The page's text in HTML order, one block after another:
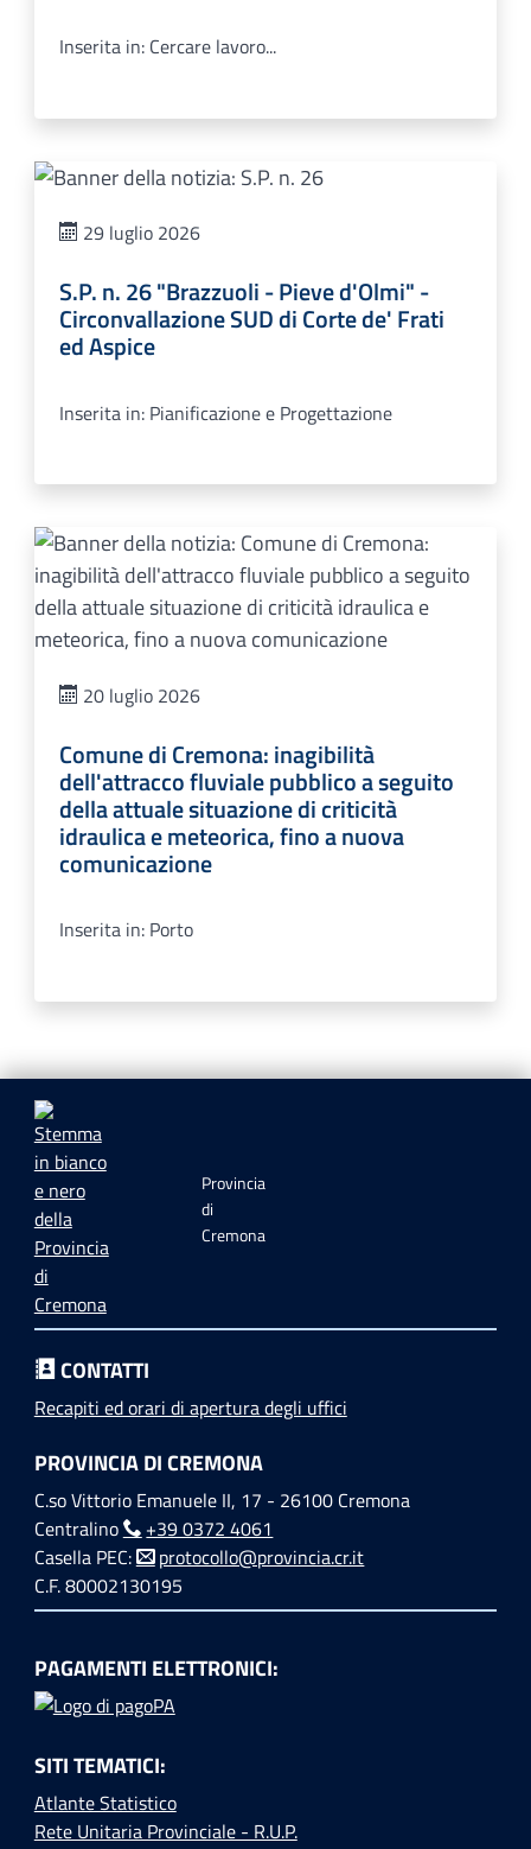
Inserita in: Cercare lavoro...
29 luglio 2026
S.P. n. 26 "Brazzuoli - Pieve d'Olmi" -
Circonvallazione SUD di Corte de' Frati
ed Aspice
Inserita in: Pianificazione e Progettazione
20 luglio 2026
Comune di Cremona: inagibilità
dell'attracco fluviale pubblico a seguito
della attuale situazione di criticità
idraulica e meteorica, fino a nuova
comunicazione
Inserita in: Porto
Provincia
di
Cremona
CONTATTI
Recapiti ed orari di apertura degli uffici
PROVINCIA DI CREMONA
C.so Vittorio Emanuele II, 17 - 26100 Cremona
Centralino
+39 0372 4061
Casella PEC:
protocollo@provincia.cr.it
C.F. 80002130195
PAGAMENTI ELETTRONICI:
SITI TEMATICI:
Atlante Statistico
Rete Unitaria Provinciale - R.U.P.